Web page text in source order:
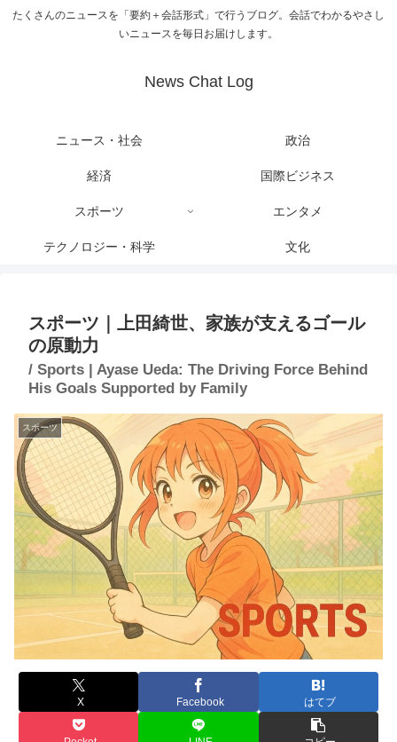
たくさんのニュースを「要約＋会話形式」で行うブログ。会話でわかるやさし
いニュースを毎日お届けします。
News Chat Log
ニュース・社会 政治
経済 国際ビジネス
スポーツ エンタメ
テクノロジー・科学 文化
スポーツ｜上田綺世、家族が支えるゴール
の原動力
/ Sports | Ayase Ueda: The Driving Force Behind
His Goals Supported by Family
スポーツ
X Facebook はてブ